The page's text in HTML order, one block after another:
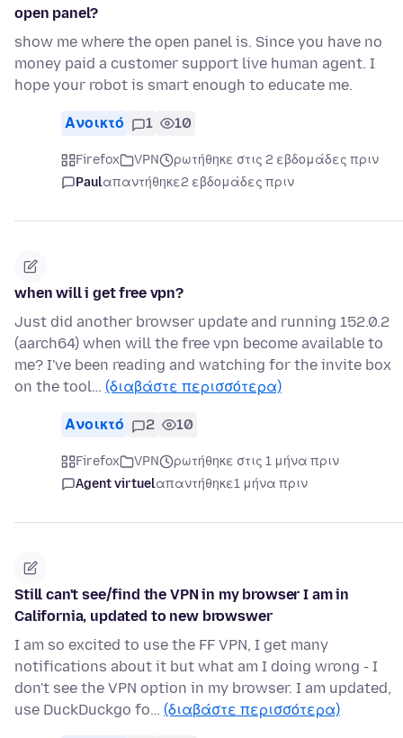
open panel?
show me where the open panel is. Since you have no
money paid a customer support live human agent. I
hope your robot is smart enough to educate me.
Ανοικτό 1 10
Firefox VPN
ρωτήθηκε στις 2 εβδομάδες πριν
Paulαπαντήθηκε2 εβδομάδες πριν
when will i get free vpn?
Just did another browser update and running 152.0.2
(aarch64) when will the free vpn become available to
me? I've been reading and watching for the invite box
on the tool… (διαβάστε περισσότερα)
Ανοικτό 2 10
Firefox VPN
ρωτήθηκε στις 1 μήνα πριν
Agent virtuelαπαντήθηκε1 μήνα πριν
Still can't see/find the VPN in my browser I am in
California, updated to new browswer
I am so excited to use the FF VPN, I get many
notifications about it but what am I doing wrong - I
don't see the VPN option in my browser. I am updated,
use DuckDuckgo fo… (διαβάστε περισσότερα)